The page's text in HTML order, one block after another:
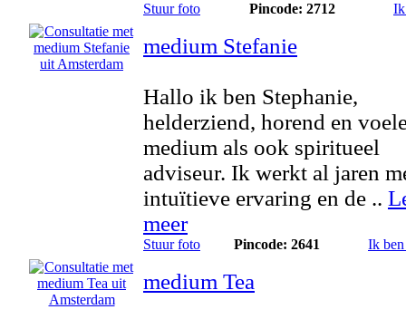
Stuur foto Pincode: 2712 Ik
medium Stefanie
Hallo ik ben Stephanie,
helderziend, horend en
medium als ook spiritueel
adviseur. Ik werkt al jaren
intuïtieve ervaring en de ..
meer
Stuur foto Pincode: 2641 Ik
medium Tea